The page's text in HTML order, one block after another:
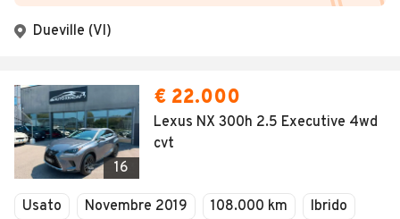
Dueville (VI)
16
€ 22.000
Lexus NX 300h 2.5 Executive 4wd
cvt
Usato Novembre 2019 108.000 km
Ibrido